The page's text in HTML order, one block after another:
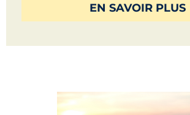
EN SAVOIR PLUS